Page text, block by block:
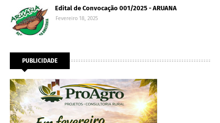
Edital de Convocação 001/2025 - ARUANA
Fevereiro 18, 2025
PUBLICIDADE